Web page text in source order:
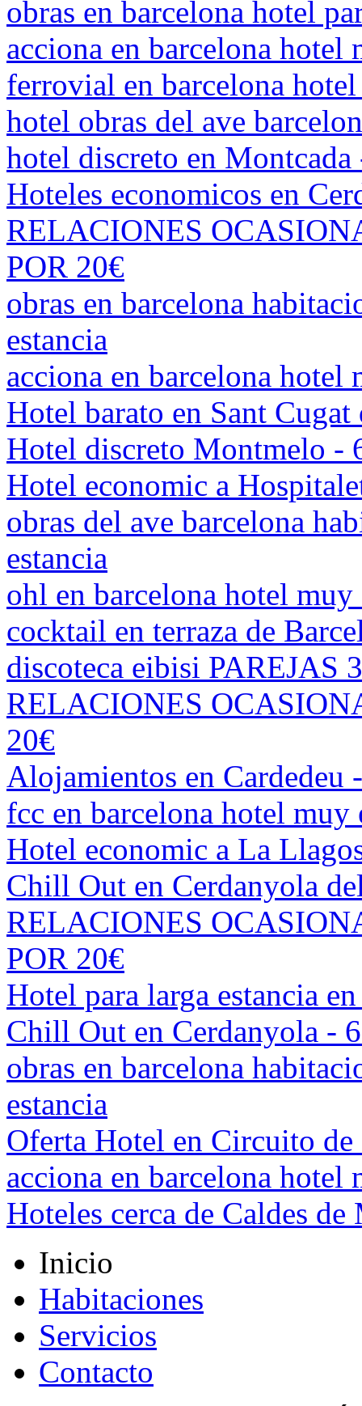
obras en barcelona hotel
acciona en barcelona hotel
ferrovial en barcelona
hotel obras del ave
hotel discreto en
Hoteles economicos en
RELACIONES
POR 20€
obras en barcelona
estancia
acciona en barcelona hotel
Hotel barato en Sant
Hotel discreto Montmelo -
Hotel economic a
obras del ave barcelona
estancia
ohl en barcelona hotel
cocktail en terraza de
discoteca eibisi PAREJAS
RELACIONES
20€
Alojamientos en Cardedeu
fcc en barcelona hotel muy
Hotel economic a La
Chill Out en Cerdanyola
RELACIONES
POR 20€
Hotel para larga estancia
Chill Out en Cerdanyola -
obras en barcelona
estancia
Oferta Hotel en Circuito
acciona en barcelona hotel
Hoteles cerca de Caldes
Inicio
Habitaciones
Servicios
Contacto